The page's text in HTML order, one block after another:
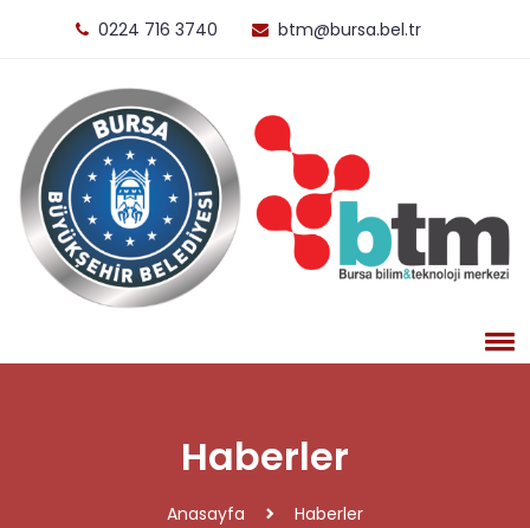
0224 716 3740 btm@bursa.bel.tr
Haberler
Anasayfa Haberler